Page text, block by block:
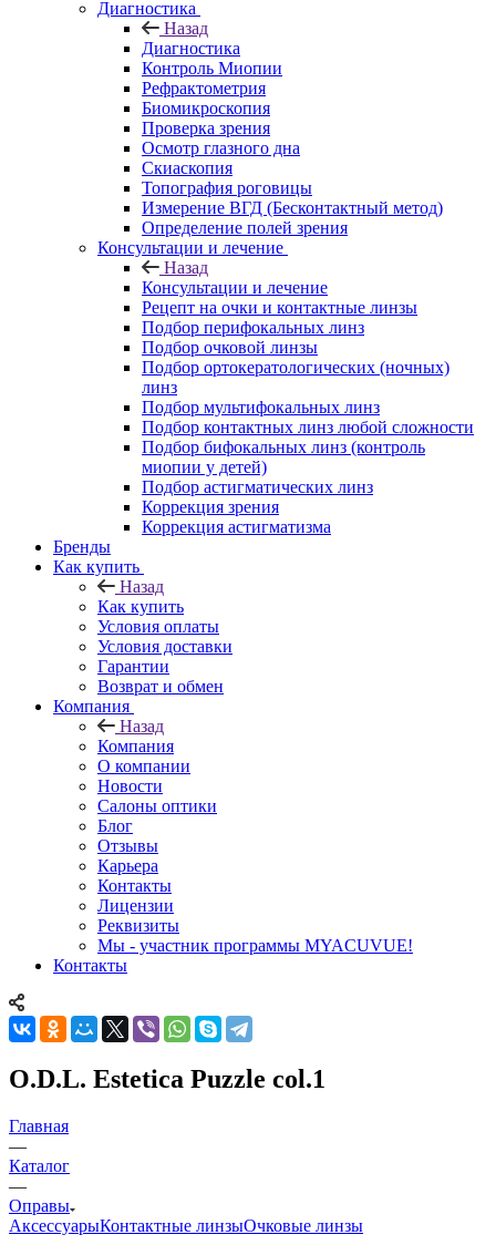
Диагностика
Назад
Диагностика
Контроль Миопии
Рефрактометрия
Биомикроскопия
Проверка зрения
Осмотр глазного дна
Скиаскопия
Топография роговицы
Измерение ВГД (Бесконтактный метод)
Определение полей зрения
Консультации и лечение
Назад
Консультации и лечение
Рецепт на очки и контактные линзы
Подбор перифокальных линз
Подбор очковой линзы
Подбор ортокератологических (ночных)
линз
Подбор мультифокальных линз
Подбор контактных линз любой сложности
Подбор бифокальных линз (контроль
миопии у детей)
Подбор астигматических линз
Коррекция зрения
Коррекция астигматизма
Бренды
Как купить
Назад
Как купить
Условия оплаты
Условия доставки
Гарантии
Возврат и обмен
Компания
Назад
Компания
О компании
Новости
Салоны оптики
Блог
Отзывы
Карьера
Контакты
Лицензии
Реквизиты
Мы - участник программы MYACUVUE!
Контакты
O.D.L. Estetica Puzzle col.1
Главная
—
Каталог
—
Оправы
АксессуарыКонтактные линзыОчковые линзы